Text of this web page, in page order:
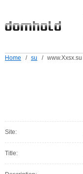
Home / su / www.Xxsx.su
Site:
Title: